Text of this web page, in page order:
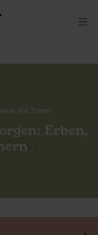
via Zoom
Erben,